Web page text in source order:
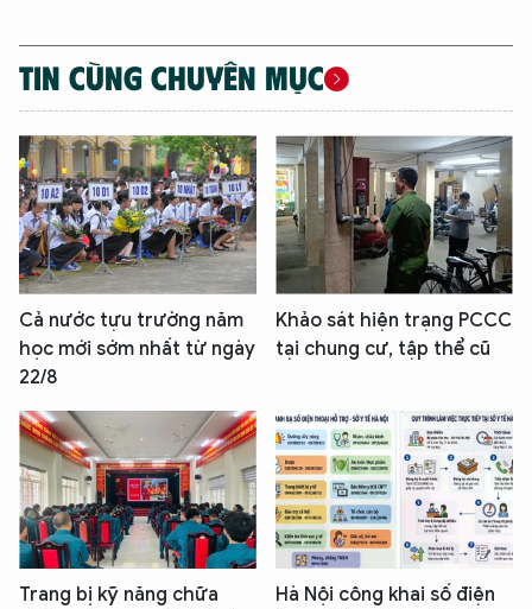
TIN CÙNG CHUYÊN MỤC
Cả nước tựu trường năm
học mới sớm nhất từ ngày
22/8
Khảo sát hiện trạng PCCC
tại chung cư, tập thể cũ
Trang bị kỹ năng chữa
Hà Nội công khai số điện